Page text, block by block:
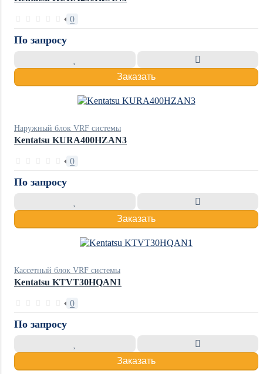
0
По запросу
Заказать
Наружный блок VRF системы
Kentatsu KURA400HZAN3
0
По запросу
Заказать
Кассетный блок VRF системы
Kentatsu KTVT30HQAN1
0
По запросу
Заказать